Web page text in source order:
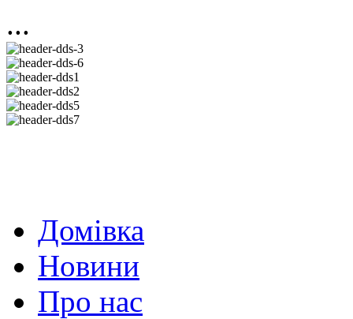
...
Домівка
Новини
Про нас